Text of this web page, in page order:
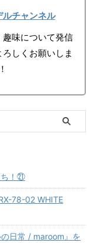
ルチャンネル
味について発信
しくお願いしま
！㉑
78-02 WHITE
日常 / maroom』を